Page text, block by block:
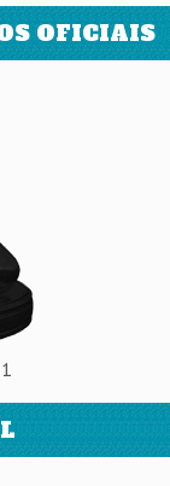
OFICIAIS